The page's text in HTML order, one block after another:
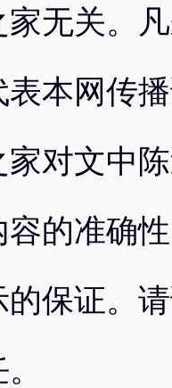
家无关。
表本网传
对文中
的准确
保证。